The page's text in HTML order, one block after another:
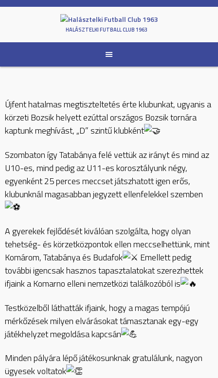
Skip
HALÁSZTELKI FUTBALL CLUB 1963
Újfent hatalmas megtiszteltetés érte klubunkat, ugyanis a
körzeti Bozsik helyett ezúttal országos Bozsik tornára
kaptunk meghívást, „D” szintű klubként
Szombaton így Tatabánya felé vettük az irányt és mind az
U10-es, mind pedig az U11-es korosztályunk négy,
egyenként 25 perces meccset játszhatott igen erős,
klubunknál magasabban jegyzett ellenfelekkel szemben
A gyerekek fejlődését kiválóan szolgálta, hogy olyan
tehetség- és körzetközpontok ellen meccselhettünk, mint
Komárom, Tatabánya és Budafok
Emellett pedig
további igencsak hasznos tapasztalatokat szerezhettek
ifjaink a Komarno elleni nemzetközi találkozóból is
Testközelből láthatták ifjaink, hogy a magas tempójú
mérkőzések milyen elvárásokat támasztanak egy-egy
játékhelyzet megoldása kapcsán
Minden pályára lépő játékosunknak gratulálunk, nagyon
ügyesek voltatok